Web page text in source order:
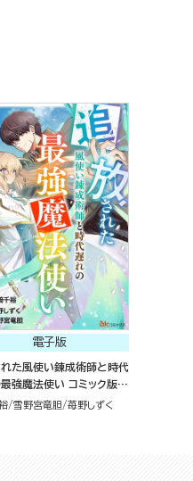
電子版
た風使い錬成術師と時代
強魔法使い コミック版
）雪野宮竜胆 苺野しずく